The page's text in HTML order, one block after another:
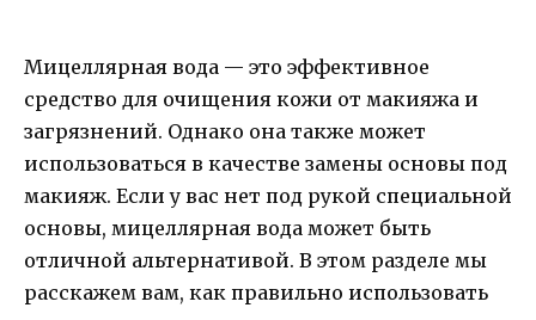
Мицеллярная вода — это эффективное
средство для очищения кожи от макияжа и
загрязнений. Однако она также может
использоваться в качестве замены основы под
макияж. Если у вас нет под рукой специальной
основы, мицеллярная вода может быть
отличной альтернативой. В этом разделе мы
расскажем вам, как правильно использовать